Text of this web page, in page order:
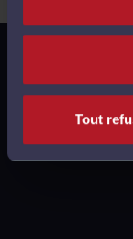
Tout